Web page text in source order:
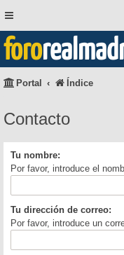
foro
Portal Índice
Contacto
Tu nombre:
Por favor, introduce el
Tu dirección de correo:
Por favor, introduce un